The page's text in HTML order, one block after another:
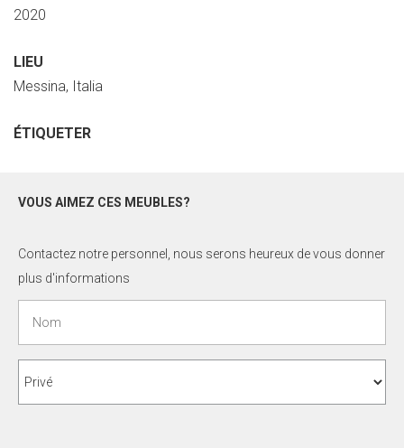
2020
LIEU
Messina, Italia
ÉTIQUETER
VOUS AIMEZ CES MEUBLES?
Contactez notre personnel, nous serons heureux de vous donner
plus d'informations